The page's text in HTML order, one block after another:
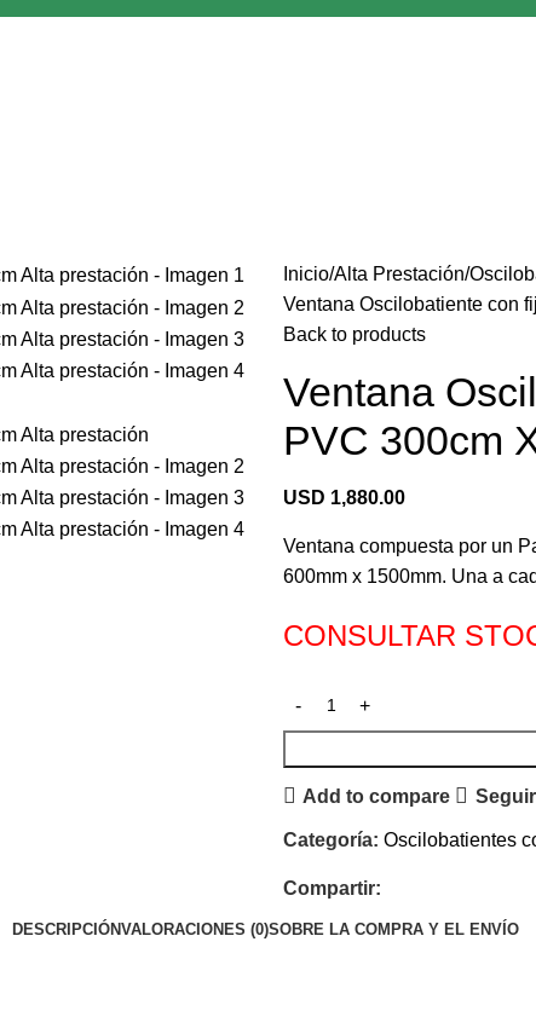
Inicio Alta Prestación
Ventana Oscilobatiente con
Back to products
Ventana
PVC 300cm
USD 1,880.00
Ventana compuesta por un
600mm x 1500mm. Una a
CONSULTAR
Add to compare
Categoría: Oscilobatientes
Compartir:
DESCRIPCIÓNVALORACIONES (0)SOBRE LA COMPRA Y EL ENVÍO